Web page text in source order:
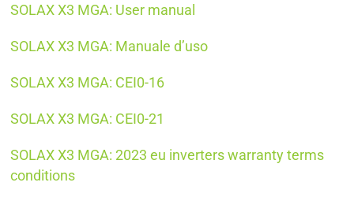
SOLAX X3 MGA: User manual
SOLAX X3 MGA: Manuale d’uso
SOLAX X3 MGA: CEI0-16
SOLAX X3 MGA: CEI0-21
SOLAX X3 MGA: 2023 eu inverters warranty terms
conditions